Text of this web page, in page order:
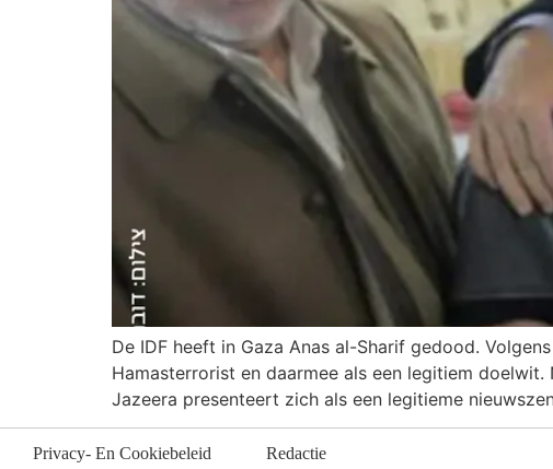
De IDF heeft in Gaza Anas al-Sharif gedood.
Hamasterrorist en daarmee als een legitiem
Jazeera presenteert zich als een legitieme
Privacy- En Cookiebeleid Redactie